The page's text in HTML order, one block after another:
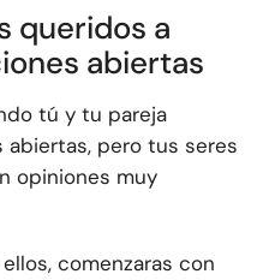
queridos a
abiertas
tú y tu pareja
abiertas, pero tus seres
opiniones muy
comenzaras con